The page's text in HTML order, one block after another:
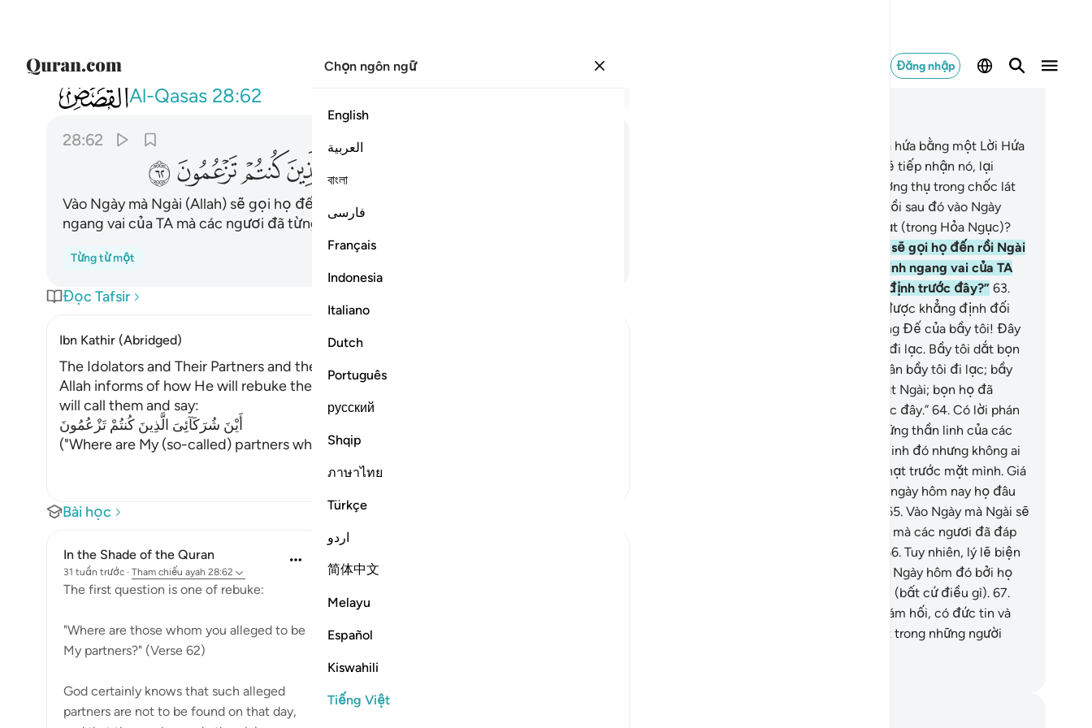
Đăng nhập
Chọn ngôn ngữ
English
العربية
বাংলা
فارسی
Français
Indonesia
Italiano
Dutch
Português
русский
Shqip
ภาษาไทย
Türkçe
اردو
简体中文
Melayu
Español
Kiswahili
Tiếng Việt
028Al-Qasas 28:62
ويوم يناديهم فيقول اين شركايي
28:62
ﱩ ﱪﱫﱬﱭ
Vào Ngày mà Ngài (Allah) sẽ gọi họ đến rồi Ngài sẽ phán: “Đâu là những thần linh
ngang vai của TA mà các ngươi đã từng khẳng định trước đây?”
Từng từ một
Đọc Tafsir
Ibn Kathir (Abridged)
The Idolators and Their Partners and the Emnity between Them in the Hereafter
Allah informs of how He will rebuke the idolators on the Day of Resurrection, when He
will call them and say:
أَيْنَ شُرَكَآئِىَ الَّذِينَ كُنتُمْ تَزْعُمُونَ
("Where are My (so-called) partners whom you used to assert") mean
Bài học
In the Shade of the Quran
31 tuần trước · Tham chiếu ayah 28:62
The first question is one of rebuke:
"Where are those whom you alleged to be
My partners?" (Verse 62)
God certainly knows that such alleged
partners are not to be found on that day,
Suy ngẫm
6 năm trước
Again the same promise, Allah will never
punish a people unless they've denied the
and Allah is most Just! So just in fact, that
disbelievers. In Surat Al=an'aam, they
Lẽ nào một người mà TA đã hứa bằng một Lời Hứa
tốt đẹp, cái mà y chắc chắn sẽ tiếp nhận nó, lại
giống với kẻ mà TA đã cho hưởng thụ trong chốc lát
của cõi trần tục (tạm bợ) này rồi sau đó vào Ngày
Phán Xét y sẽ phải bị trừng phạt (trong Hỏa Ngục)?
Vào Ngày mà Ngài (Allah) sẽ gọi họ đến rồi Ngài
sẽ phán: “Đâu là những thần linh ngang vai của TA
mà các ngươi đã từng khẳng định trước đây?” 63.
Những kẻ mà Lời (kết tội) đã được khẳng định đối
với bọn họ sẽ thưa: “Lạy Thượng Đế của bầy tôi! Đây
là những kẻ mà bầy tôi đã dắt đi lạc. Bầy tôi dắt bọn
họ đi giống như việc tự bản thân bầy tôi đi lạc; bầy
tôi vô can với bọn họ trước mặt Ngài; bọn họ đã
không thờ phượng bầy tôi trước đây.” 64. Có lời phán
bảo họ: “Các ngươi hãy gọi những thần linh của các
ngươi!” Họ đã gọi những thần linh đó nhưng không ai
trả lời họ và họ sẽ thấy hình phạt trước mặt mình. Giá
như họ tuân theo Chỉ Đạo (thì ngày hôm nay họ đâu
65. Vào Ngày mà Ngài sẽ
gọi họ đến, phán: “Đâu là điều mà các ngươi đã đáp
66. Tuy nhiên, lý lẽ biện
bạch sẽ mù mịt đối với họ vào Ngày hôm đó bởi họ
không thể hỏi han vấn kế nhau (bất cứ điều gì). 67.
Nhưng đối với ai biết ăn năn sám hối, có đức tin và
hành thiện thì may ra sẽ là một trong những người